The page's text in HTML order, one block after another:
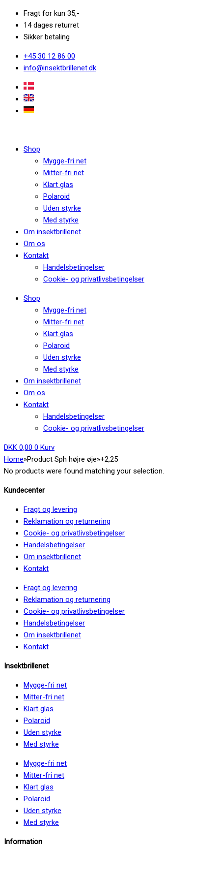
Fragt for kun 35,-
14 dages returret
Sikker betaling
+45 30 12 86 00
info@insektbrillenet.dk
Shop
Mygge-fri net
Mitter-fri net
Klart glas
Polaroid
Uden styrke
Med styrke
Om insektbrillenet
Om os
Kontakt
Handelsbetingelser
Cookie- og privatlivsbetingelser
Shop
Mygge-fri net
Mitter-fri net
Klart glas
Polaroid
Uden styrke
Med styrke
Om insektbrillenet
Om os
Kontakt
Handelsbetingelser
Cookie- og privatlivsbetingelser
DKK 0,00 0 Kurv
Home»Product Sph højre øje»+2,25
No products were found matching your selection.
Kundecenter
Fragt og levering
Reklamation og returnering
Cookie- og privatlivsbetingelser
Handelsbetingelser
Om insektbrillenet
Kontakt
Fragt og levering
Reklamation og returnering
Cookie- og privatlivsbetingelser
Handelsbetingelser
Om insektbrillenet
Kontakt
Insektbrillenet
Mygge-fri net
Mitter-fri net
Klart glas
Polaroid
Uden styrke
Med styrke
Mygge-fri net
Mitter-fri net
Klart glas
Polaroid
Uden styrke
Med styrke
Information